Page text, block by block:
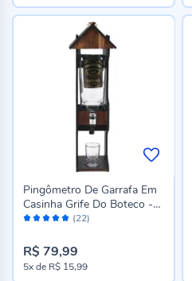
Avaliação: (22)
Pingômetro De Garrafa Em
Casinha Grife Do Boteco -
677
R$ 79,99
5xde R$ 15,99